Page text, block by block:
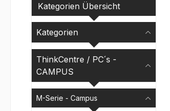
Kategorien Übersicht
Kategorien
ThinkCentre / PC´s -
CAMPUS
M-Serie - Campus